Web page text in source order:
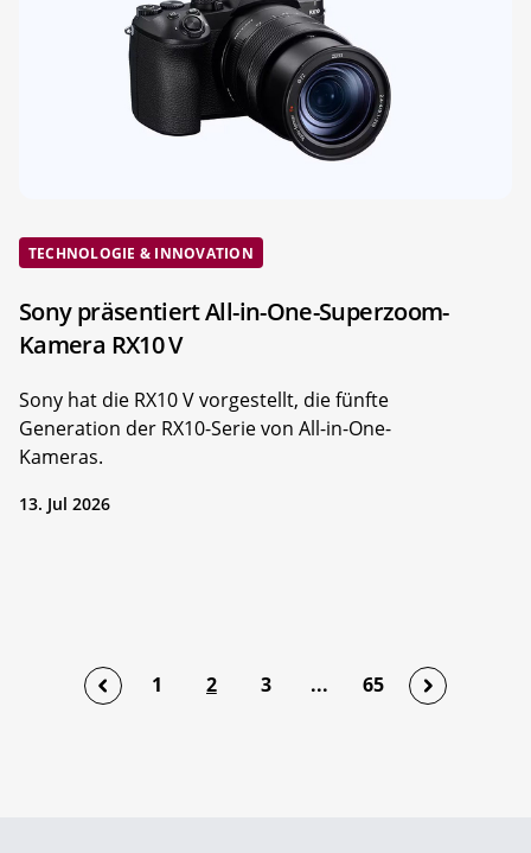
TECHNOLOGIE & INNOVATION
Sony präsentiert All-in-One-Superzoom-
Kamera RX10 V
Sony hat die RX10 V vorgestellt, die fünfte
Generation der RX10-Serie von All-in-One-
Kameras.
13. Jul 2026
1 2 3 ... 65